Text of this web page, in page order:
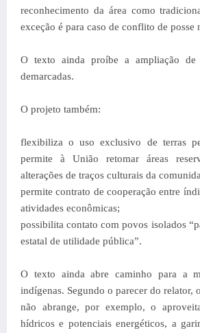
reconhecimento da área como
exceção é para caso de conflito de posse
O texto ainda proíbe a ampliação de
demarcadas.
O projeto também:
flexibiliza o uso exclusivo de terras
permite à União retomar áreas
alterações de traços culturais da
permite contrato de cooperação entre
atividades econômicas;
possibilita contato com povos isolados
estatal de utilidade pública”.
O texto ainda abre caminho para a
indígenas. Segundo o parecer do relator,
não abrange, por exemplo, o
hídricos e potenciais energéticos, a